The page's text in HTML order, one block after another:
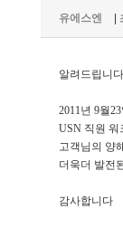
유에스엔
알려드립니
2011년 9월
USN 직원 워
고객님의 양
더욱더 발전
감사합니다